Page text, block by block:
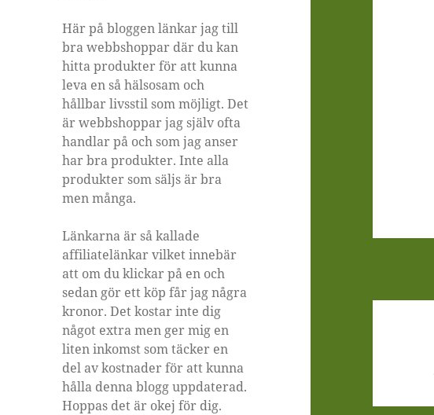
Här på bloggen länkar jag till
bra webbshoppar där du kan
hitta produkter för att kunna
leva en så hälsosam och
hållbar livsstil som möjligt. Det
är webbshoppar jag själv ofta
handlar på och som jag anser
har bra produkter. Inte alla
produkter som säljs är bra
men många.
Länkarna är så kallade
affiliatelänkar vilket innebär
att om du klickar på en och
sedan gör ett köp får jag några
kronor. Det kostar inte dig
något extra men ger mig en
liten inkomst som täcker en
del av kostnader för att kunna
hålla denna blogg uppdaterad.
Hoppas det är okej för dig.